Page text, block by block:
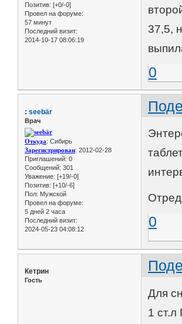
Позитив: [+0/-0]
Провел на форуме:
57 минут
Последний визит:
2014-10-17 08:06:19
37,5,
0
: seebär
Врач
Откуда: Сибирь
Зарегистрирован: 2012-02-28
Приглашений: 0
Сообщений: 301
Уважение: [+19/-0]
Позитив: [+10/-6]
Пол: Мужской
Провел на форуме:
5 дней 2 часа
Последний визит:
2024-05-23 04:08:12
0
Кетрин
Гость
Для
1